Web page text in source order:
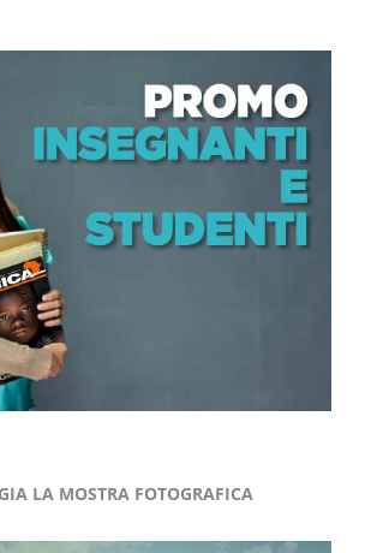
LA MOSTRA FOTOGRAFICA